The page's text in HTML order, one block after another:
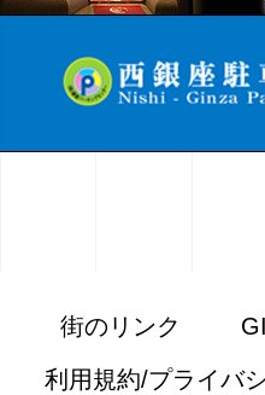
街のリンク
利用規約/プライバ